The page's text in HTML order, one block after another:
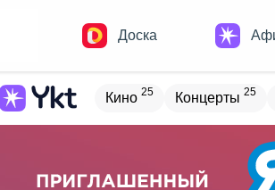
Доска
Домики
Кино 25 Концерты 25
Встречи Детям
Обучение 4